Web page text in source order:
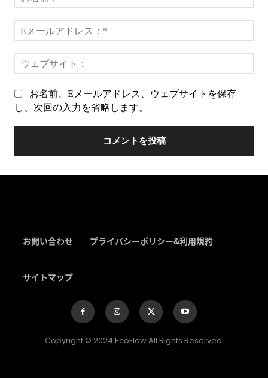
ン
ト：
名
前
メ
ー
ア
*
ェ
お名前、Eメールアドレス、ウェブサイトを保存
し、次回の入力を省略します。
お問い合わせ プライバシーポリシー&利用規約
サイトマップ
Copyright © 2024 EcoFlow All Rights Reserved.